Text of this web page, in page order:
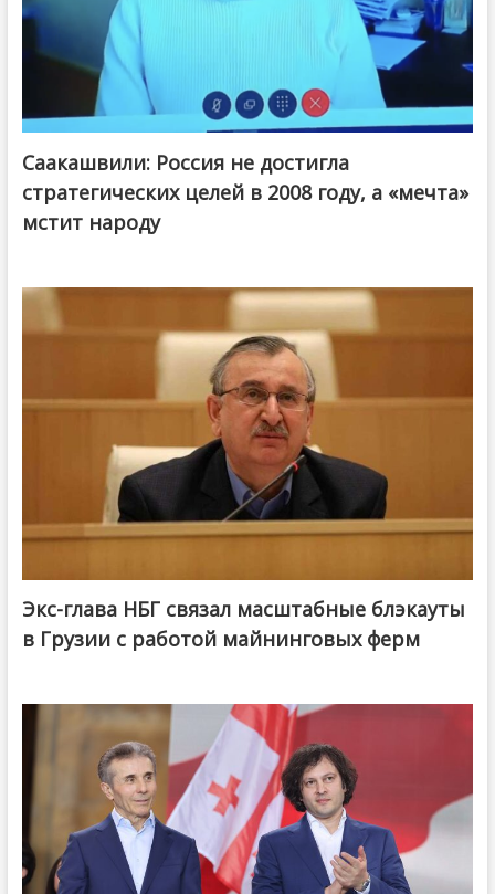
Саакашвили: Россия не достигла
стратегических целей в 2008 году, а «мечта»
мстит народу
Экс-глава НБГ связал масштабные блэкауты
в Грузии с работой майнинговых ферм